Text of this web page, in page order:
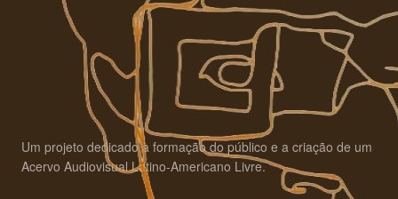
Um projeto dedicado à formação do público e a criação de um
Acervo Audiovisual Latino-Americano Livre.